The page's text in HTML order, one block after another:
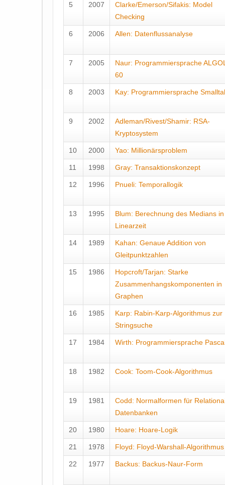
5 2007
Clarke/Emerson/Sifakis: Model
Checking
6 2006 Allen: Datenflussanalyse
7 2005
Naur: Programmiersprache
60
8 2003 Kay: Programmiersprache
9 2002
Adleman/Rivest/Shamir: RSA-
Kryptosystem
10 2000 Yao: Millionärsproblem
11 1998 Gray: Transaktionskonzept
12 1996 Pnueli: Temporallogik
13 1995
Blum: Berechnung des Medians in
Linearzeit
14 1989
Kahan: Genaue Addition von
Gleitpunktzahlen
15 1986
Hopcroft/Tarjan: Starke
Zusammenhangskomponenten in
Graphen
16 1985
Karp: Rabin-Karp-Algorithmus zur
Stringsuche
17 1984 Wirth: Programmiersprache
18 1982 Cook: Toom-Cook-Algorithmus
19 1981
Codd: Normalformen für
Datenbanken
20 1980 Hoare: Hoare-Logik
21 1978 Floyd: Floyd-Warshall-Algorithmus
22 1977 Backus: Backus-Naur-Form